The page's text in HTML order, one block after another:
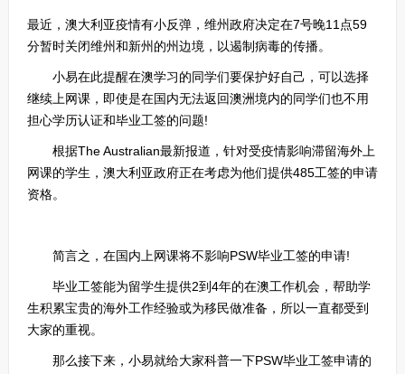
最近，澳大利亚疫情有小反弹，维州政府决定在7号晚11点59
分暂时关闭维州和新州的州边境，以遏制病毒的传播。
小易在此提醒在澳学习的同学们要保护好自己，可以选择
继续上网课，即使是在国内无法返回澳洲境内的同学们也不用
担心学历认证和毕业工签的问题!
根据The Australian最新报道，针对受疫情影响滞留海外上
网课的学生，澳大利亚政府正在考虑为他们提供485工签的申请
资格。
简言之，在国内上网课将不影响PSW毕业工签的申请!
毕业工签能为留学生提供2到4年的在澳工作机会，帮助学
生积累宝贵的海外工作经验或为移民做准备，所以一直都受到
大家的重视。
那么接下来，小易就给大家科普一下PSW毕业工签申请的